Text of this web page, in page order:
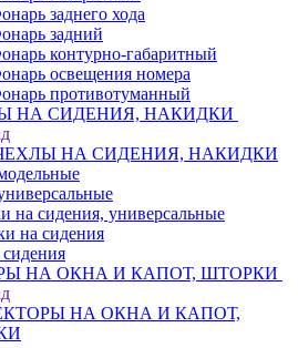
заднего хода
задний
контурно-габаритный
освещения номера
противотуманный
НА СИДЕНИЯ, НАКИДКИ
НА СИДЕНИЯ, НАКИДКИ
на сидения, универсальные
на сидения
НА ОКНА И КАПОТ, ШТОРКИ
НА ОКНА И КАПОТ,